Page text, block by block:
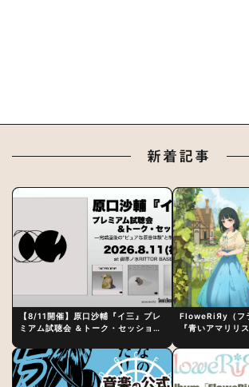
新着記事
【8/11開催】原口沙輔『イ三』プレ
ミアム試聴会 ＆トーク・セッション
制作秘話
FloweRiЯy（フ
『青いアマリリ